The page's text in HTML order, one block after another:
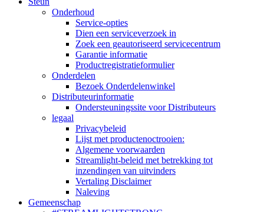
Onderhoud
Service-opties
Dien een serviceverzoek in
Zoek een geautoriseerd servicecentrum
Garantie informatie
Productregistratieformulier
Onderdelen
Bezoek Onderdelenwinkel
Distributeurinformatie
Ondersteuningssite voor Distributeurs
legaal
Privacybeleid
Lijst met productenoctrooien:
Algemene voorwaarden
Streamlight-beleid met betrekking tot
inzendingen van uitvinders
Vertaling Disclaimer
Naleving
Gemeenschap